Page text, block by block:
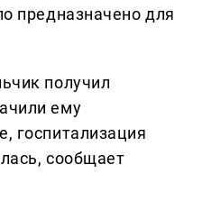
предназначено для
получил
ему
госпитализация
сообщает